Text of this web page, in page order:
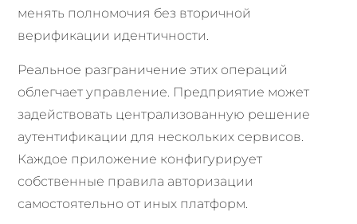
менять полномочия без вторичной
верификации идентичности.
Реальное разграничение этих операций
облегчает управление. Предприятие может
задействовать централизованную решение
аутентификации для нескольких сервисов.
Каждое приложение конфигурирует
собственные правила авторизации
самостоятельно от иных платформ.